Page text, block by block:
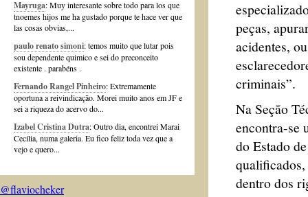
Mayruga: Muy interesante sobre todo para los que
tnoemes hijos me ha gustado porque te hace ver que
las cosas obvias,...
paulo renato simoni: temos muito que lutar pois
sou dependente quimico e sei do preconceito
existente . parabéns .
Fernando Rangel Pinheiro: Extremamente
oportuna a reivindicação. Morei muito anos em JF e
sei a riqueza do acervo do...
Izabel Cristina Dutra: Outro dia, encontrei Marai
Cecília, numa galeria. Eu fico feliz toda vez que a
vejo e quero...
@flaviocheker
peças,
acidentes,
criminais”.
Na Seção
encontra-se
do Estado
qualificados,
dentro dos